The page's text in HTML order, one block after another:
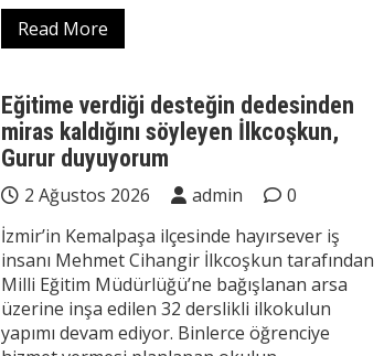
Read More
Eğitime verdiği desteğin dedesinden
miras kaldığını söyleyen İlkcoşkun,
Gurur duyuyorum
2 Ağustos 2026 admin
0
İzmir’in Kemalpaşa ilçesinde hayırsever iş
insanı Mehmet Cihangir İlkcoşkun tarafından
Milli Eğitim Müdürlüğü’ne bağışlanan arsa
üzerine inşa edilen 32 derslikli ilkokulun
yapımı devam ediyor. Binlerce öğrenciye